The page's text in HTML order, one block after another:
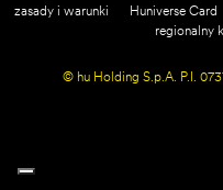
zasady i warunki
Huniverse Card
regionalny
© hu Holding S.p.A. P.I.